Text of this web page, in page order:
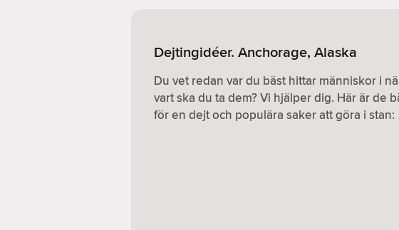
Dejtingidéer. Anchorage, Alaska
Du vet redan var du bäst hittar människor i
vart ska du ta dem? Vi hjälper dig. Här är de
för en dejt och populära saker att göra i stan: